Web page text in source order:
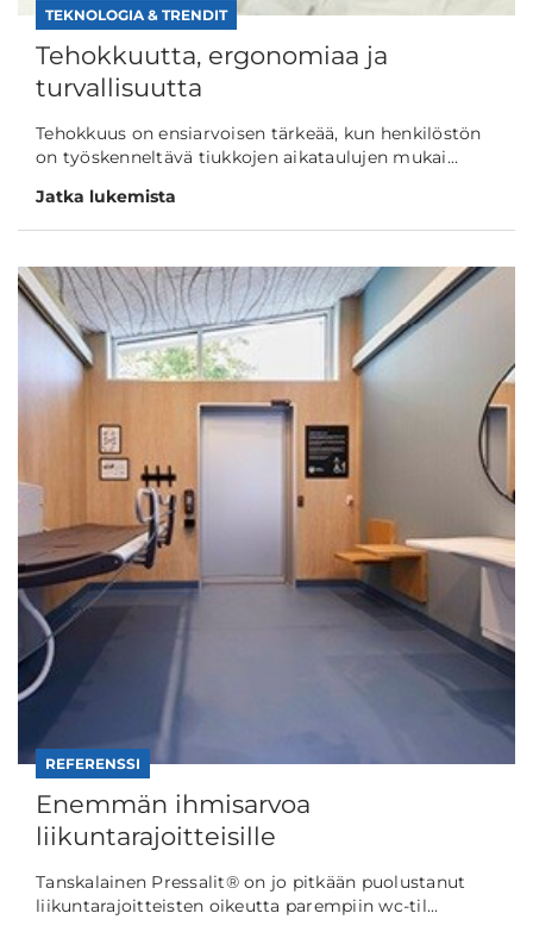
TEKNOLOGIA & TRENDIT
Tehokkuutta, ergonomiaa ja
turvallisuutta
Tehokkuus on ensiarvoisen tärkeää, kun henkilöstön
on työskenneltävä tiukkojen aikataulujen mukai...
Jatka lukemista
REFERENSSI
Enemmän ihmisarvoa
liikuntarajoitteisille
Tanskalainen Pressalit® on jo pitkään puolustanut
liikuntarajoitteisten oikeutta parempiin wc-til...